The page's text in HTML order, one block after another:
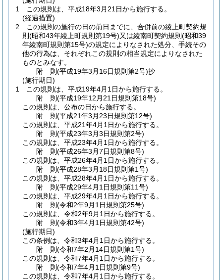
1
この規則は、平成18年3月21日から施行する。
(経過措置)
2
この規則の施行の日の前日までに、合併前の綾上町契約規
則 (昭和43年綾上町規則第19号)又は綾南町契約規則 (昭和39
年綾南町規則第15号)の規定によりなされた処分、手続その
他の行為は、それぞれこの規則の相当規定によりなされた
ものとみなす。
附 則(平成19年3月16日規則第2号)抄
(施行期日)
1
この規則は、平成19年4月1日から施行する。
附 則(平成19年12月21日規則第18号)
この規則は、公布の日から施行する。
附 則(平成21年3月23日規則第12号)
この規則は、平成21年4月1日から施行する。
附 則(平成23年3月3日規則第2号)
この規則は、平成23年4月1日から施行する。
附 則(平成26年3月7日規則第8号)
この規則は、平成26年4月1日から施行する。
附 則(平成28年3月18日規則第1号)
この規則は、平成28年4月1日から施行する。
附 則(平成29年4月1日規則第11号)
この規則は、平成29年4月1日から施行する。
附 則(令和2年9月1日規則第25号)
この規則は、令和2年9月1日から施行する。
附 則(令和3年4月1日規則第42号)
(施行期日)
この条例は、令和3年4月1日から施行する。
附 則(令和7年2月14日規則第1号)
この規則は、令和7年4月1日から施行する。
附 則(令和7年4月1日規則第9号)
この規則は、令和7年4月1日から施行する。